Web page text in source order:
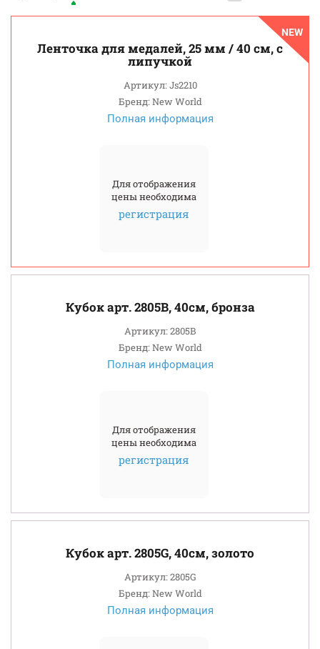
NEW
Ленточка для медалей, 25 мм / 40 см, с
липучкой
Артикул: Js2210
Бренд: New World
Полная информация
Для отображения
цены необходима
регистрация
Кубок арт. 2805B, 40см, бронза
Артикул: 2805B
Бренд: New World
Полная информация
Для отображения
цены необходима
регистрация
Кубок арт. 2805G, 40см, золото
Артикул: 2805G
Бренд: New World
Полная информация